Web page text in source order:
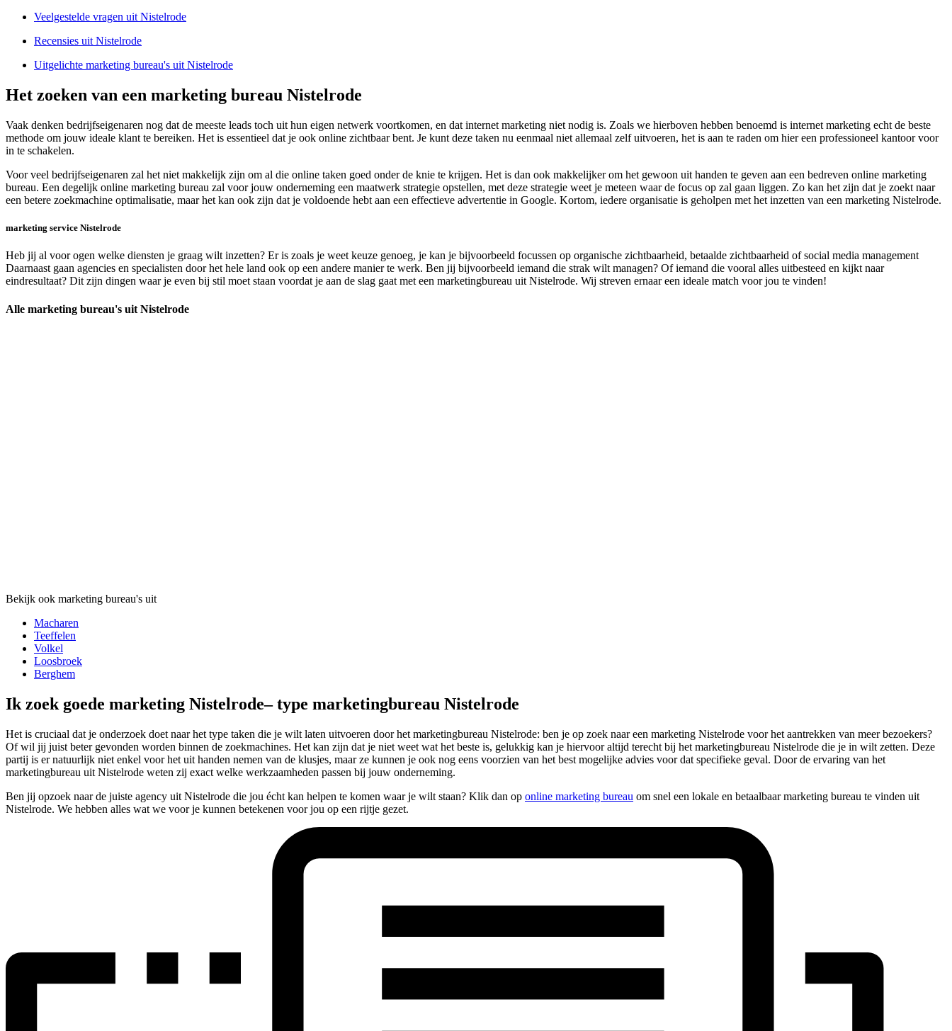
Veelgestelde vragen uit Nistelrode
Recensies uit Nistelrode
Uitgelichte marketing bureau's uit Nistelrode
Het zoeken van een marketing bureau Nistelrode
Vaak denken bedrijfseigenaren nog dat de meeste leads toch uit hun eigen netwerk voortkomen, en dat internet marketing niet nodig is. Zoals we hierboven hebben benoemd is internet marketing echt de beste
methode om jouw ideale klant te bereiken. Het is essentieel dat je ook online zichtbaar bent. Je kunt deze taken nu eenmaal niet allemaal zelf uitvoeren, het is aan te raden om hier een professioneel kantoor voor
in te schakelen.
Voor veel bedrijfseigenaren zal het niet makkelijk zijn om al die online taken goed onder de knie te krijgen. Het is dan ook makkelijker om het gewoon uit handen te geven aan een bedreven online marketing
bureau. Een degelijk online marketing bureau zal voor jouw onderneming een maatwerk strategie opstellen, met deze strategie weet je meteen waar de focus op zal gaan liggen. Zo kan het zijn dat je zoekt naar
een betere zoekmachine optimalisatie, maar het kan ook zijn dat je voldoende hebt aan een effectieve advertentie in Google. Kortom, iedere organisatie is geholpen met het inzetten van een marketing Nistelrode.
marketing service Nistelrode
Heb jij al voor ogen welke diensten je graag wilt inzetten? Er is zoals je weet keuze genoeg, je kan je bijvoorbeeld focussen op organische zichtbaarheid, betaalde zichtbaarheid of social media management
Daarnaast gaan agencies en specialisten door het hele land ook op een andere manier te werk. Ben jij bijvoorbeeld iemand die strak wilt managen? Of iemand die vooral alles uitbesteed en kijkt naar
eindresultaat? Dit zijn dingen waar je even bij stil moet staan voordat je aan de slag gaat met een marketingbureau uit Nistelrode. Wij streven ernaar een ideale match voor jou te vinden!
Alle marketing bureau's uit Nistelrode
Bekijk ook marketing bureau's uit
Macharen
Teeffelen
Volkel
Loosbroek
Berghem
Ik zoek goede marketing Nistelrode– type marketingbureau Nistelrode
Het is cruciaal dat je onderzoek doet naar het type taken die je wilt laten uitvoeren door het marketingbureau Nistelrode: ben je op zoek naar een marketing Nistelrode voor het aantrekken van meer bezoekers?
Of wil jij juist beter gevonden worden binnen de zoekmachines. Het kan zijn dat je niet weet wat het beste is, gelukkig kan je hiervoor altijd terecht bij het marketingbureau Nistelrode die je in wilt zetten. Deze
partij is er natuurlijk niet enkel voor het uit handen nemen van de klusjes, maar ze kunnen je ook nog eens voorzien van het best mogelijke advies voor dat specifieke geval. Door de ervaring van het
marketingbureau uit Nistelrode weten zij exact welke werkzaamheden passen bij jouw onderneming.
Ben jij opzoek naar de juiste agency uit Nistelrode die jou écht kan helpen te komen waar je wilt staan? Klik dan op online marketing bureau om snel een lokale en betaalbaar marketing bureau te vinden uit
Nistelrode. We hebben alles wat we voor je kunnen betekenen voor jou op een rijtje gezet.